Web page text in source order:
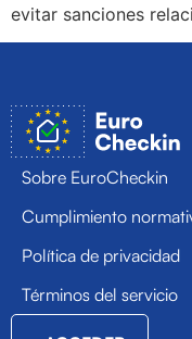
evitar sanciones
Sobre EuroCheckin
Cumplimiento
Política de privacidad
Términos del servicio